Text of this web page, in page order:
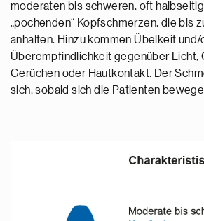
moderaten bis schweren, oft
„pochenden“ Kopfschmerzen, die bis
anhalten. Hinzu kommen Übelkeit und/
Überempfindlichkeit gegenüber Licht,
Gerüchen oder Hautkontakt. Der
sich, sobald sich die Patienten